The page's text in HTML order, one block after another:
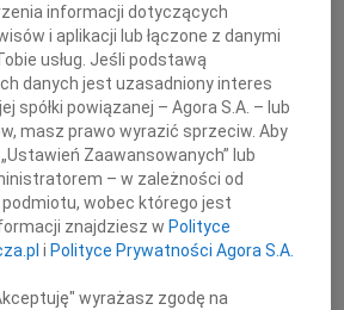
Pani
Żanecie Łopyta
z powodu śmierci
Ojca
informacji dotyczących
i aplikacji lub łączone z danymi
usług. Jeśli podstawą
danych jest uzasadniony interes
spółki powiązanej – Agora S.A. – lub
masz prawo wyrazić sprzeciw. Aby
Zaawansowanych” lub
– w zależności od
wobec którego jest
znajdziesz w Polityce
i Polityce Prywatności Agora S.A.
wyrażasz zgodę na